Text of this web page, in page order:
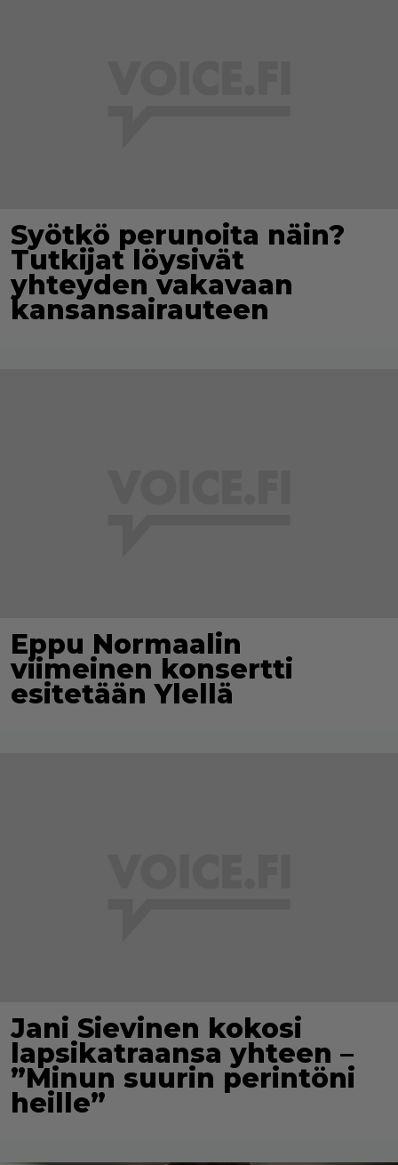
Syötkö perunoita näin?
Tutkijat löysivät
yhteyden vakavaan
kansansairauteen
Eppu Normaalin
viimeinen konsertti
esitetään Ylellä
Jani Sievinen kokosi
lapsikatraansa yhteen –
”Minun suurin perintöni
heille”